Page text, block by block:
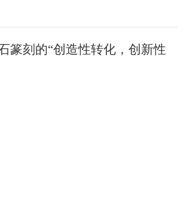
刻的“创造性转化，创新性